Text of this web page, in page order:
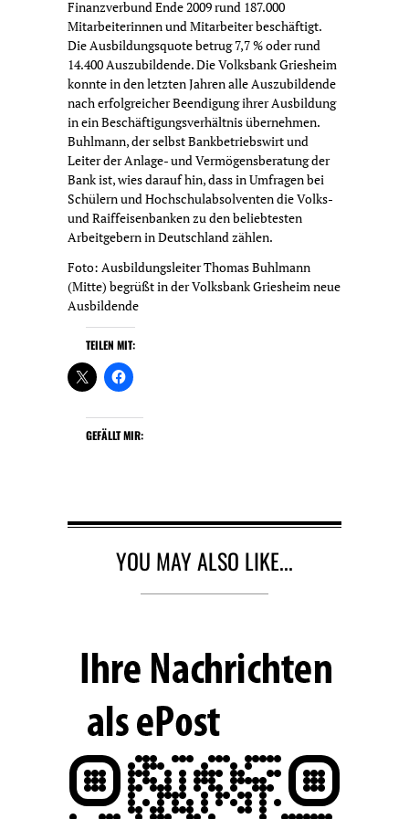
Finanzverbund Ende 2009 rund 187.000
Mitarbeiterinnen und Mitarbeiter beschäftigt.
Die Ausbildungsquote betrug 7,7 % oder rund
14.400 Auszubildende. Die Volksbank Griesheim
konnte in den letzten Jahren alle Auszubildende
nach erfolgreicher Beendigung ihrer Ausbildung
in ein Beschäftigungsverhältnis übernehmen.
Buhlmann, der selbst Bankbetriebswirt und
Leiter der Anlage- und Vermögensberatung der
Bank ist, wies darauf hin, dass in Umfragen bei
Schülern und Hochschulabsolventen die Volks-
und Raiffeisenbanken zu den beliebtesten
Arbeitgebern in Deutschland zählen.
Foto: Ausbildungsleiter Thomas Buhlmann
(Mitte) begrüßt in der Volksbank Griesheim neue
Ausbildende
TEILEN MIT:
GEFÄLLT MIR:
YOU MAY ALSO LIKE...